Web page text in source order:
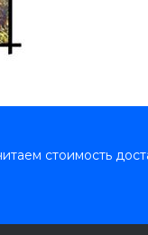
стоимость